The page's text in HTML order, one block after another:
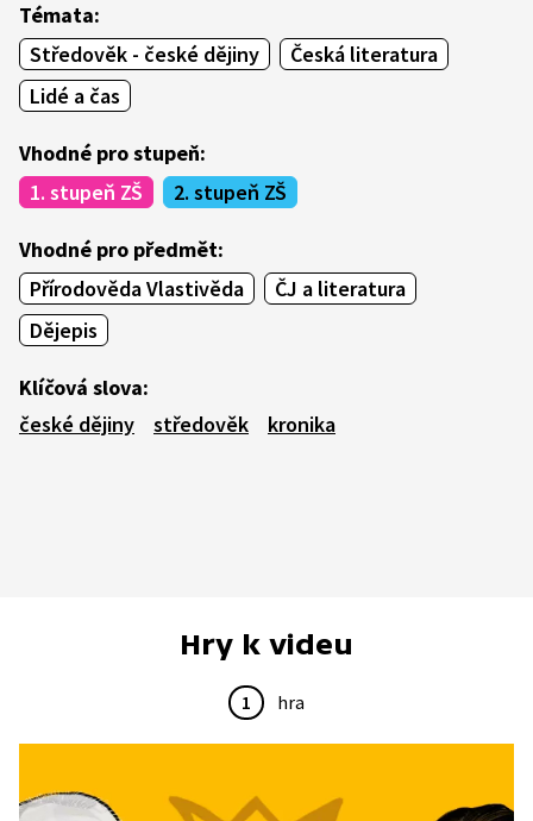
Témata:
Středověk - české dějiny
Česká literatura
Lidé a čas
Vhodné pro stupeň:
1. stupeň ZŠ
2. stupeň ZŠ
Vhodné pro předmět:
Přírodověda Vlastivěda
ČJ a literatura
Dějepis
Klíčová slova:
české dějiny
středověk kronika
Hry k videu
1 hra